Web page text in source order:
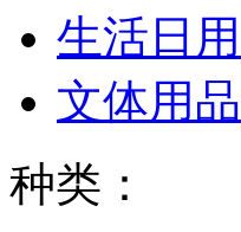
生活日用
文体用品
种类：